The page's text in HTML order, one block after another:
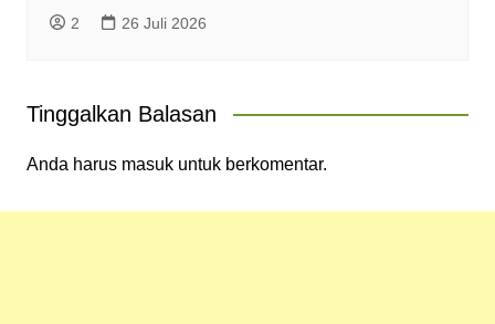
2 26 Juli 2026
Tinggalkan Balasan
Anda harus masukuntuk berkomentar.